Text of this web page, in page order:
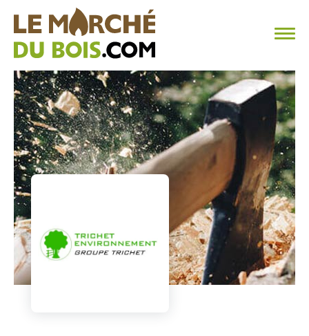
CHAUFFAGE AU BOIS
FAQ
CALCULER SA CONSOMMATION
TROUVER SON FOURNISSEUR
BLOG
ESPACE PRO